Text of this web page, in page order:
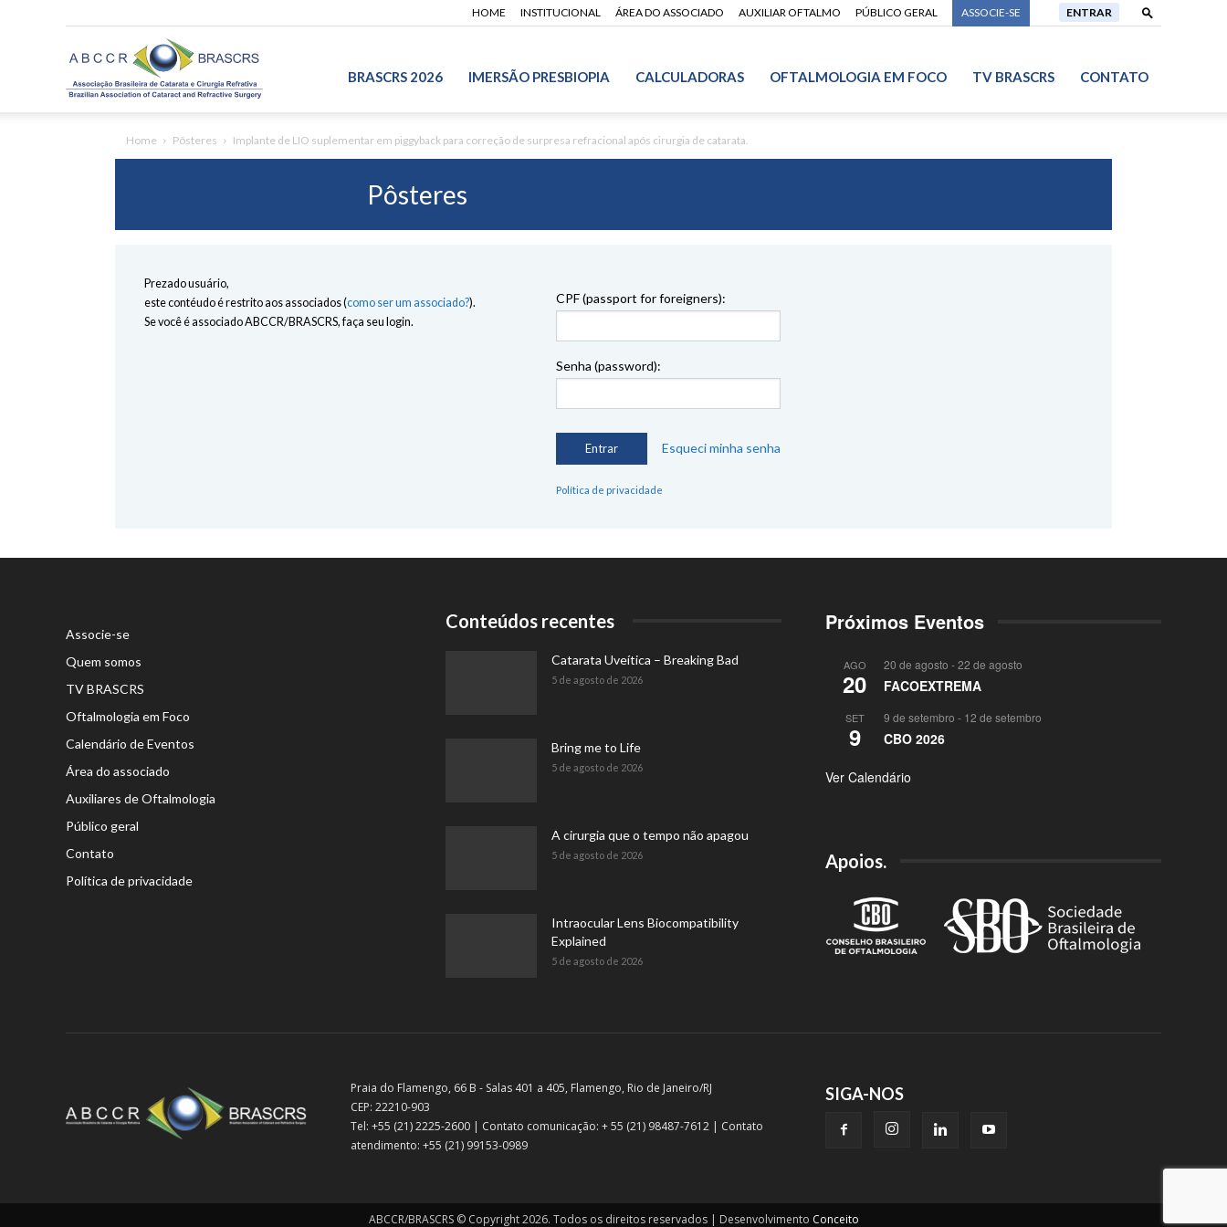
HOME INSTITUCIONAL ÁREA DO ASSOCIADO AUXILIAR OFTALMO PÚBLICO GERAL ASSOCIE-SE ENTRAR
BRASCRS 2026 IMERSÃO PRESBIOPIA CALCULADORAS OFTALMOLOGIA EM FOCO TV BRASCRS CONTATO
Home Pôsteres Implante de LIO suplementar em piggyback para correção de surpresa refracional após cirurgia de catarata.
Pôsteres
Prezado usuário,
este contéudo é restrito aos associados (como ser um associado?).
Se você é associado ABCCR/BRASCRS, faça seu login.
CPF (passport for foreigners):
Senha (password):
Esqueci minha senha
Política de privacidade
Associe-se
Quem somos
TV BRASCRS
Oftalmologia em Foco
Calendário de Eventos
Área do associado
Auxiliares de Oftalmologia
Público geral
Contato
Política de privacidade
Conteúdos recentes
Catarata Uveítica – Breaking Bad
5 de agosto de 2026
Bring me to Life
5 de agosto de 2026
A cirurgia que o tempo não apagou
5 de agosto de 2026
Intraocular Lens Biocompatibility
Explained
5 de agosto de 2026
Próximos Eventos
AGO
20
20 de agosto -22 de agosto
FACOEXTREMA
SET
9
9 de setembro - 12 de setembro
CBO 2026
Ver Calendário
Apoios.
Praia do Flamengo, 66 B - Salas 401 a 405, Flamengo, Rio de Janeiro/RJ
CEP: 22210-903
Tel: +55 (21) 2225-2600 | Contato comunicação: + 55 (21) 98487-7612 | Contato
atendimento: +55 (21) 99153-0989
SIGA-NOS
ABCCR/BRASCRS © Copyright 2026. Todos os direitos reservados | Desenvolvimento Conceito